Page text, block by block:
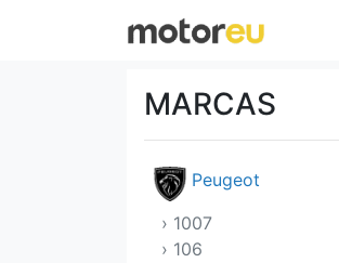
MARCAS
Nissan
Peugeot
› 1007
› 106